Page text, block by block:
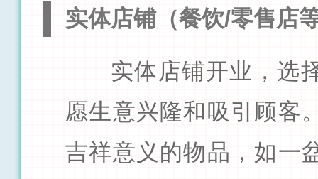
实体店铺（餐饮/零售店
实体店铺开业，选
愿生意兴隆和吸引顾客
吉祥意义的物品，如一